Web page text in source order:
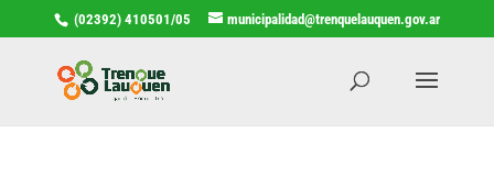
(02392) 410501/05 municipalidad@trenquelauquen.gov.ar